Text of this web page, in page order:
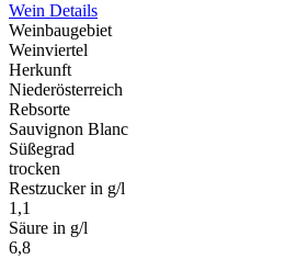
Wein Details
Weinbaugebiet
Weinviertel
Herkunft
Niederösterreich
Rebsorte
Sauvignon Blanc
Süßegrad
trocken
Restzucker in g/l
1,1
Säure in g/l
6,8